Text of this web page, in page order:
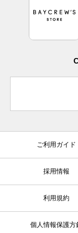
ご利用ガイド
採用情報
利用規約
個人情報保護方